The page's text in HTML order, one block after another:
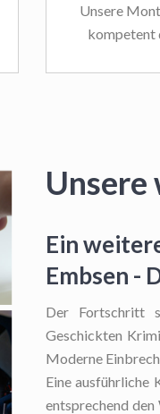
Unsere
kompetent
Unsere
Ein
Embsen -
Der Fortschritt
Geschickten
Moderne
Eine ausführliche
entsprechend